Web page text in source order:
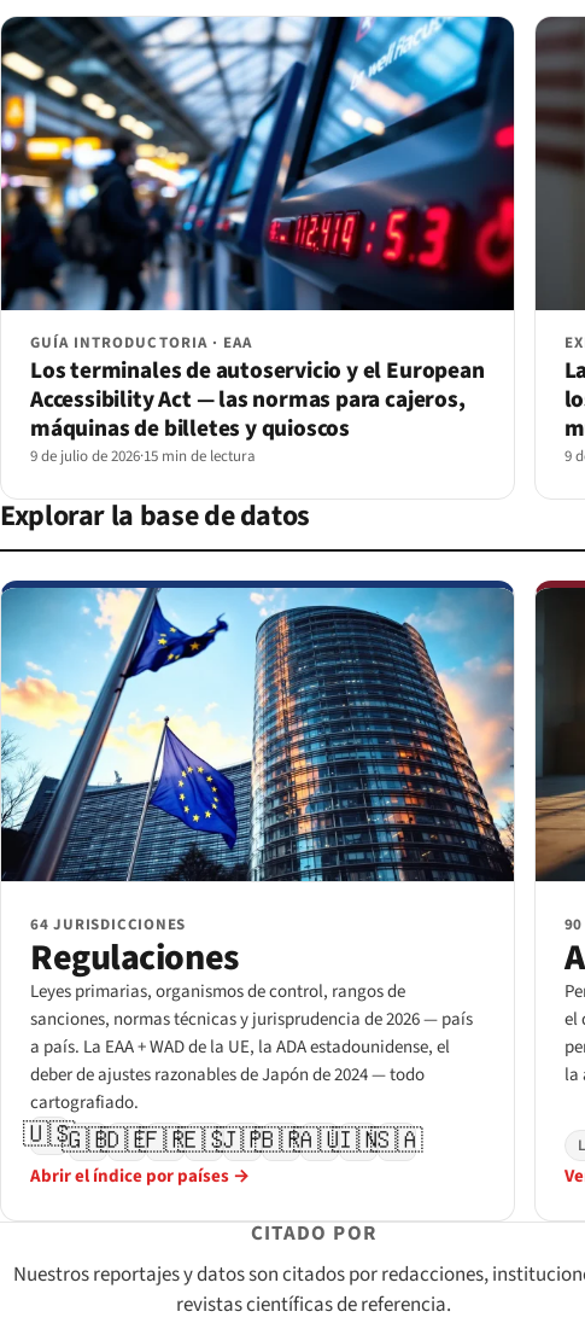
GUÍA INTRODUCTORIA · EAA
Los terminales de autoservicio y el European
Accessibility Act — las normas para cajeros,
máquinas de billetes y quioscos
9 de julio de 2026·15 min de lectura 9
Explorar la base de datos
64 JURISDICCIONES
Regulaciones
Leyes primarias, organismos de control, rangos de
sanciones, normas técnicas y jurisprudencia de 2026 — país
a país. La EAA + WAD de la UE, la ADA estadounidense, el
deber de ajustes razonables de Japón de 2024 — todo
cartografiado.
🇺🇸🇬🇧🇩🇪🇫🇷🇪🇸🇯🇵🇧🇷🇦🇺🇮🇳🇸🇦
Abrir el índice por países →
el
la
CITADO POR
Nuestros reportajes y datos son citados por redacciones,
revistas científicas de referencia.